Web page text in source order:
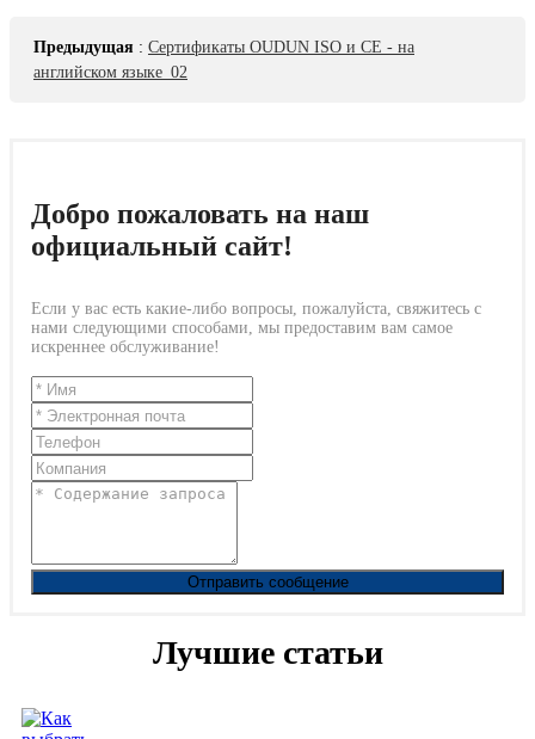
Предыдущая : Сертификаты OUDUN ISO и CE - на
английском языке_02
Добро пожаловать на наш
официальный сайт!
Если у вас есть какие-либо вопросы, пожалуйста, свяжитесь с
нами следующими способами, мы предоставим вам самое
искреннее обслуживание!
Отправить сообщение
Лучшие статьи